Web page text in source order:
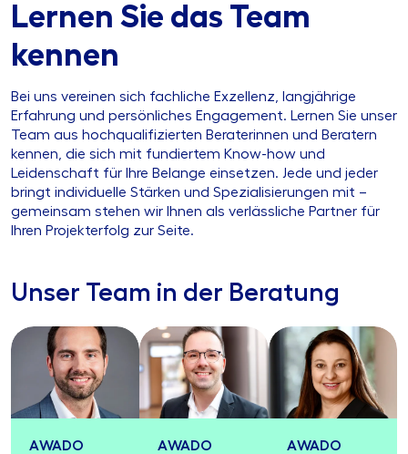
Lernen Sie das Team
kennen
Bei uns vereinen sich fachliche Exzellenz, langjährige
Erfahrung und persönliches Engagement. Lernen Sie unser
Team aus hochqualifizierten Beraterinnen und Beratern
kennen, die sich mit fundiertem Know-how und
Leidenschaft für Ihre Belange einsetzen. Jede und jeder
bringt individuelle Stärken und Spezialisierungen mit –
gemeinsam stehen wir Ihnen als verlässliche Partner für
Ihren Projekterfolg zur Seite.
Unser Team in der Beratung
AWADO
AWADO
AWADO